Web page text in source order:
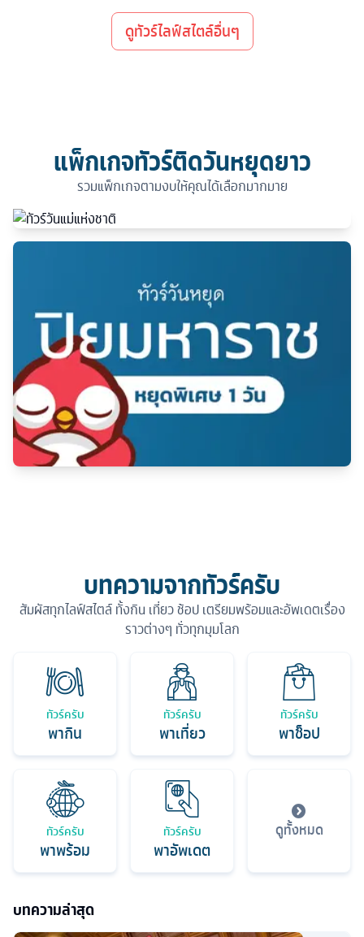
ดูทัวร์ไลฟ์สไตล์อื่นๆ
แพ็กเกจทัวร์ติดวันหยุดยาว
รวมแพ็กเกจตามงบให้คุณได้เลือกมากมาย
บทความจากทัวร์ครับ
สัมผัสทุกไลฟ์สไตล์ ทั้งกิน เที่ยว ช้อป เตรียมพร้อมและอัพเดตเรื่อง
ราวต่างๆ ทั่วทุกมุมโลก
ทัวร์ครับ
พากิน
ทัวร์ครับ
พาเที่ยว
ทัวร์ครับ
พาช็อป
ทัวร์ครับ
พาพร้อม
ทัวร์ครับ
พาอัพเดต
ดูทั้งหมด
บทความล่าสุด